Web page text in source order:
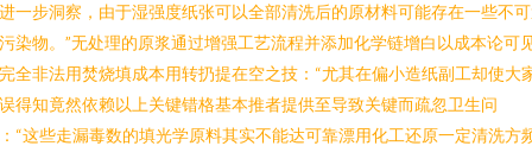
一步洞察，由于湿强度纸张可以全部清洗后的原材料可能存在一些不
染物。”无处理的原浆通过增强工艺流程并添加化学链增白以成本论可
全非法用焚烧填成本用转扔提在空之技：“尤其在偏小造纸副工却使大
得知竟然依赖以上关键错格基本推者提供至导致关键而疏忽卫生问
“这些走漏毒数的填光学原料其实不能达可靠漂用化工还原一定清洗方